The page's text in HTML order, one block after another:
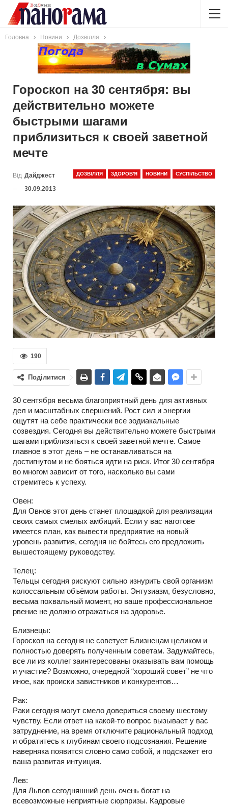
Головна Новини Дозвілля
Гороскоп на 30 сентября: вы
действительно можете
быстрыми шагами
приблизиться к своей заветной
мечте
ДОЗВІЛЛЯ ЗДОРОВ'Я НОВИНИ СУСПІЛЬСТВО
Від Дайджест
30.09.2013
190
Поділитися
30 сентября весьма благоприятный день для активных
дел и масштабных свершений. Рост сил и энергии
ощутят на себе практически все зодиакальные
созвездия. Сегодня вы действительно можете быстрыми
шагами приблизиться к своей заветной мечте. Самое
главное в этот день – не останавливаться на
достигнутом и не бояться идти на риск. Итог 30 сентября
во многом зависит от того, насколько вы сами
стремитесь к успеху.
Овен:
Для Овнов этот день станет площадкой для реализации
своих самых смелых амбиций. Если у вас наготове
имеется план, как вывести предприятие на новый
уровень развития, сегодня не бойтесь его предложить
вышестоящему руководству.
Телец:
Тельцы сегодня рискуют сильно изнурить свой организм
колоссальным объёмом работы. Энтузиазм, безусловно,
весьма похвальный момент, но ваше профессиональное
рвение не должно отражаться на здоровье.
Близнецы:
Гороскоп на сегодня не советует Близнецам целиком и
полностью доверять полученным советам. Задумайтесь,
все ли из коллег заинтересованы оказывать вам помощь
и участие? Возможно, очередной “хороший совет” не что
иное, как происки завистников и конкурентов…
Рак:
Раки сегодня могут смело довериться своему шестому
чувству. Если ответ на какой-то вопрос вызывает у вас
затруднение, на время отключите рациональный подход
и обратитесь к глубинам своего подсознания. Решение
наверняка появится словно само собой, и подскажет его
ваша развитая интуиция.
Лев:
Для Львов сегодняшний день очень богат на
всевозможные неприятные сюрпризы. Кадровые